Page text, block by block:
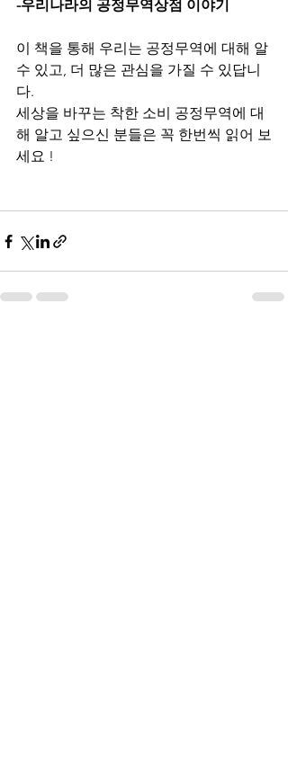
-우리나라의 공정무역상점 이야기
이 책을 통해 우리는 공정무역에 대해 알
수 있고, 더 많은 관심을 가질 수 있답니
다.
세상을 바꾸는 착한 소비 공정무역에 대
해 알고 싶으신 분들은 꼭 한번씩 읽어 보
세요 !